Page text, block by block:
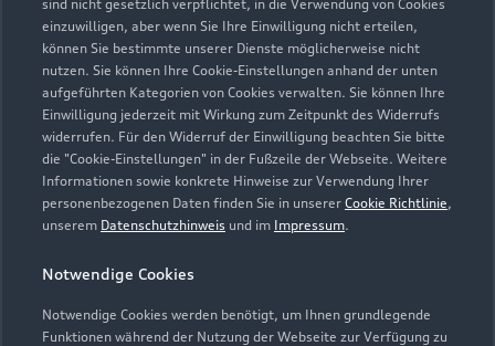
sind nicht gesetzlich verpflichtet, in die Verwendung von Cookies
einzuwilligen, aber wenn Sie Ihre Einwilligung nicht erteilen,
können Sie bestimmte unserer Dienste möglicherweise nicht
nutzen. Sie können Ihre Cookie-Einstellungen anhand der unten
aufgeführten Kategorien von Cookies verwalten. Sie können Ihre
Einwilligung jederzeit mit Wirkung zum Zeitpunkt des Widerrufs
widerrufen. Für den Widerruf der Einwilligung beachten Sie bitte
die "Cookie-Einstellungen" in der Fußzeile der Webseite. Weitere
Informationen sowie konkrete Hinweise zur Verwendung Ihrer
personenbezogenen Daten finden Sie in unserer Cookie Richtlinie,
unserem Datenschutzhinweis und im Impressum.
Notwendige Cookies
Notwendige Cookies werden benötigt, um Ihnen grundlegende
Funktionen während der Nutzung der Webseite zur Verfügung zu
Zur Inspektion